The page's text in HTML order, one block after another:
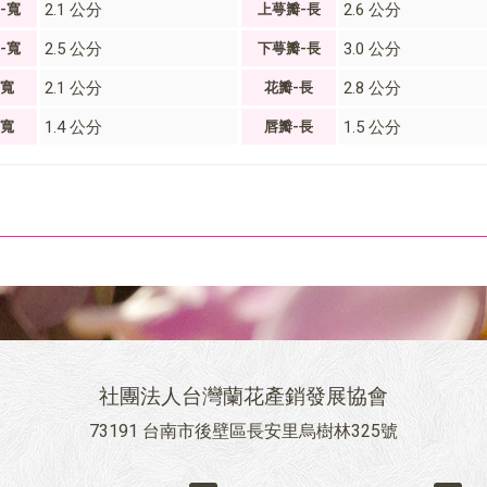
寬 2.1 公分 上萼瓣-長 2.6 公分
寬 2.5 公分 下萼瓣-長 3.0 公分
2.1 公分 花瓣-長 2.8 公分
1.4 公分 唇瓣-長 1.5 公分
社團法人台灣蘭花產銷發展協會
73191 台南市後壁區長安里烏樹林325號